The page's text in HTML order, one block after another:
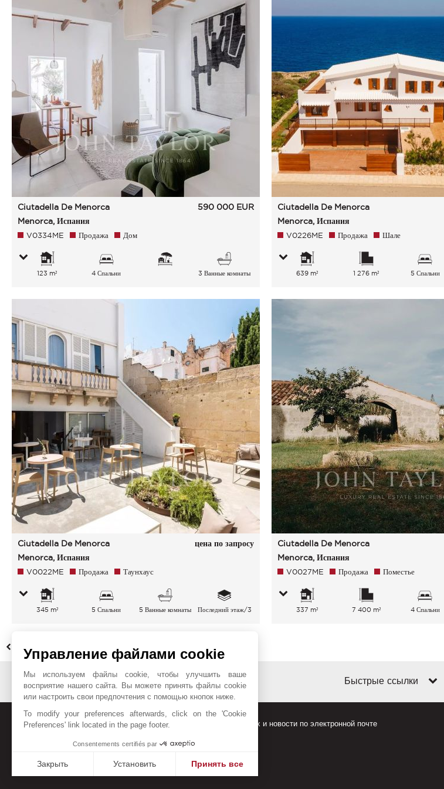
Ciutadella De Menorca
Menorca, Испания
590 000 EUR
V0334ME Продажа Дом
123 m² 4 Спальни 3 Ванные комнаты
Ciutadella De Menorca
Menorca, Испания
V0226ME Продажа Шале
639 m² 1 276 m² 5 Спальни
Ciutadella De Menorca
Menorca, Испания
цена по запросу
V0022ME Продажа Таунхаус
345 m² 5 Спальни 5 Ванные комнаты Последний этаж/3
Ciutadella De Menorca
Menorca, Испания
V0027ME Продажа Поместье
337 m² 7 400 m² 4 Спальни
НАЗАД
Быстрые ссылки
Получайте наши новые предложения, информацию о тенденциях и новости по электронной почте
Управление файлами cookie
Мы используем файлы cookie, чтобы улучшить ваше
восприятие нашего сайта. Вы можете принять файлы cookie
или настроить свои предпочтения с помощью кнопок ниже.
To modify your preferences afterwards, click on the 'Cookie
Preferences' link located in the page footer.
Consentements certifiés par
Закрыть Установить Принять все